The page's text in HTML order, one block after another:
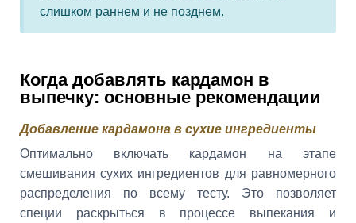
слишком раннем и не позднем.
Когда добавлять кардамон в
выпечку: основные рекомендации
Добавление кардамона в сухие ингредиенты
Оптимально включать кардамон на этапе
смешивания сухих ингредиентов для равномерного
распределения по всему тесту. Это позволяет
специи раскрыться в процессе выпекания и